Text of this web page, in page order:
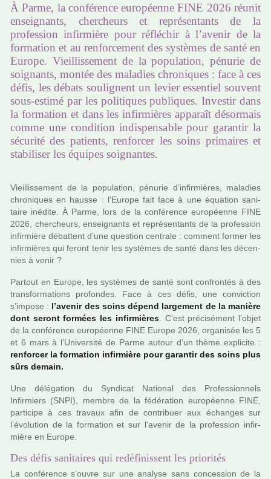
À Parme, la conférence européenne FINE 2026 réunit
enseignants, chercheurs et représentants de la
profession infirmière pour réfléchir à l’avenir de la
formation et au renforcement des systèmes de santé en
Europe. Vieillissement de la population, pénurie de
soignants, montée des maladies chroniques : face à ces
défis, les débats soulignent un levier essentiel souvent
sous-estimé par les politiques publiques. Investir dans
la formation et dans les infirmières apparaît désormais
comme une condition indispensable pour garantir la
sécurité des patients, renforcer les soins primaires et
stabiliser les équipes soignantes.
Vieillissement de la popu­la­tion, pénu­rie d’infir­miè­res, mala­dies
chro­ni­ques en hausse : l’Europe fait face à une équation sani­
taire iné­dite. À Parme, lors de la confé­rence euro­péenne FINE
2026, cher­cheurs, ensei­gnants et repré­sen­tants de la pro­fes­sion
infir­mière débat­tent d’une ques­tion cen­trale : com­ment former les
infir­miè­res qui feront tenir les sys­tè­mes de santé dans les décen­
nies à venir ?
Partout en Europe, les sys­tè­mes de santé sont confron­tés à des
trans­for­ma­tions pro­fon­des. Face à ces défis, une convic­tion
s’impose : l’avenir des soins dépend lar­ge­ment de la manière
dont seront for­mées les infir­miè­res. C’est pré­ci­sé­ment l’objet
de la confé­rence euro­péenne FINE Europe 2026, orga­ni­sée les 5
et 6 mars à l’Université de Parme autour d’un thème expli­cite :
ren­for­cer la for­ma­tion infir­mière pour garan­tir des soins plus
sûrs demain.
Une délé­ga­tion du Syndicat National des Professionnels
Infirmiers (SNPI), membre de la fédé­ra­tion euro­péenne FINE,
par­ti­cipe à ces tra­vaux afin de contri­buer aux échanges sur
l’évolution de la for­ma­tion et sur l’avenir de la pro­fes­sion infir­
mière en Europe.
Des défis sanitaires qui redéfinissent les priorités
La confé­rence s’ouvre sur une ana­lyse sans conces­sion de la